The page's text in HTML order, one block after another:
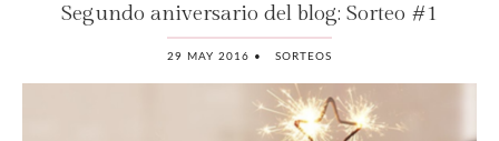
Segundo aniversario del blog: Sorteo #1
29 MAY 2016 • SORTEOS